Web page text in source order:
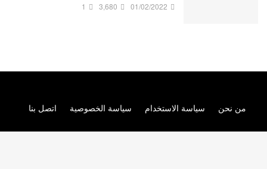
01/02/2022
3,680
1
من نحن سياسة الاستخدام سياسة الخصوصية اتصل بنا